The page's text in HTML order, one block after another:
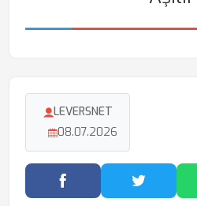
LEVERSNET
08.07.2026
Facebook'ta Paylaş